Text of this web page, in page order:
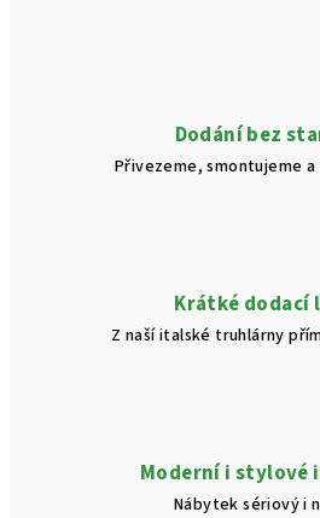
Dodání bez
Přivezeme, smontujeme a
Krátké dodací
Z naší italské truhlárny
Moderní i stylové
Nábytek sériový i